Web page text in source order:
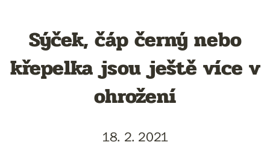
Sýček, čáp černý nebo
křepelka jsou ještě více v
ohrožení
18. 2. 2021